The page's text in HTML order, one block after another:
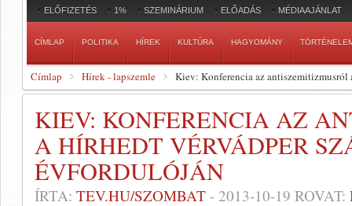
ELŐFIZETÉS 1% SZEMINÁRIUM ELŐADÁS MÉDIAAJÁNLAT
CÍMLAP POLITIKA HÍREK KULTÚRA HAGYOMÁNY
Címlap Hírek - lapszemle Kiev: Konferencia az
KIEV: KONFERENCIA AZ
A HÍRHEDT VÉRVÁDPER
ÉVFORDULÓJÁN
ÍRTA: TEV.HU/SZOMBAT - 2013-10-19 ROVAT: